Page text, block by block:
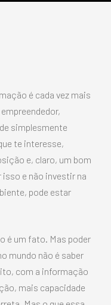
é cada vez mais
simplesmente
te interesse,
e, claro, um bom
e não investir na
pode estar
é um fato. Mas poder
mundo não é saber
com a informação
mais capacidade